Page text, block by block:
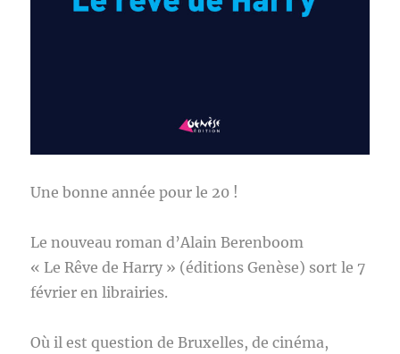
Une bonne année pour le 20 !
Le nouveau roman d’Alain Berenboom
« Le Rêve de Harry » (éditions Genèse) sort le 7
février en librairies.
Où il est question de Bruxelles, de cinéma,